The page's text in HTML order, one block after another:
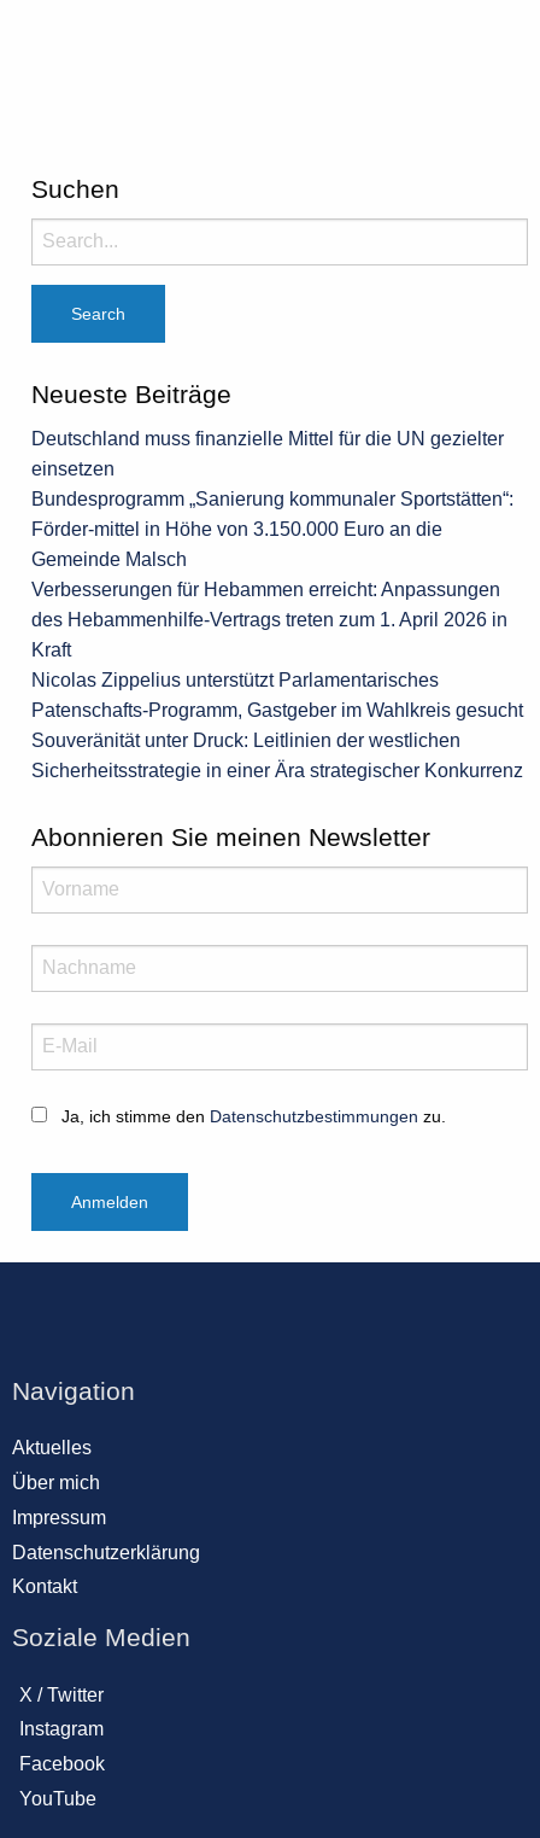
Suchen
Neueste Beiträge
Deutschland muss finanzielle Mittel für die UN gezielter
einsetzen
Bundesprogramm „Sanierung kommunaler Sportstätten“:
Förder-mittel in Höhe von 3.150.000 Euro an die
Gemeinde Malsch
Verbesserungen für Hebammen erreicht: Anpassungen
des Hebammenhilfe-Vertrags treten zum 1. April 2026 in
Kraft
Nicolas Zippelius unterstützt Parlamentarisches
Patenschafts-Programm, Gastgeber im Wahlkreis gesucht
Souveränität unter Druck: Leitlinien der westlichen
Sicherheitsstrategie in einer Ära strategischer Konkurrenz
Abonnieren Sie meinen Newsletter
Ja, ich stimme den Datenschutzbestimmungen zu.
Anmelden
Navigation
Aktuelles
Über mich
Impressum
Datenschutzerklärung
Kontakt
Soziale Medien
X / Twitter
Instagram
Facebook
YouTube